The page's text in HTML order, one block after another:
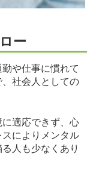
ー
や仕事に慣れて
社会人としての
適応できず、心
によりメンタル
人も少なくあり